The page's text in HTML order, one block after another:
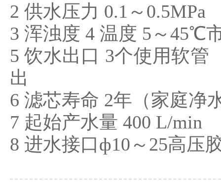
2 供水压力 0.1～0.5MPa
3 浑浊度 4 温度 5～45℃
5 饮水出口 3个使用软管
出
6 滤芯寿命 2年（家庭净
7 起始产水量 400 L/min
8 进水接口ф10～25高压